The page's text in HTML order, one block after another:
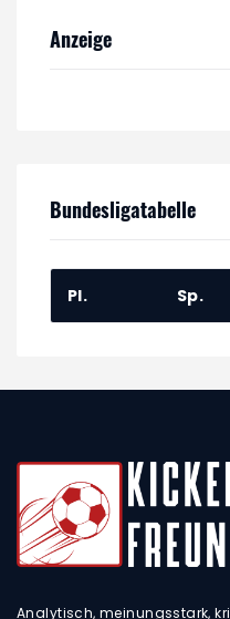
Anzeige
Bundesligatabelle
Pl. Sp.
Analytisch, meinungsstark,